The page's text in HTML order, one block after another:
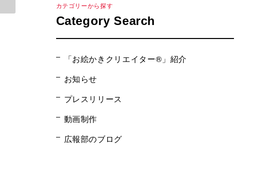
カテゴリーから探す
Category Search
「お絵かきクリエイター®」紹介
お知らせ
プレスリリース
動画制作
広報部のブログ